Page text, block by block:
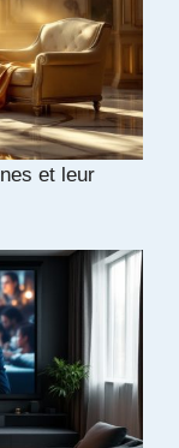
et leur